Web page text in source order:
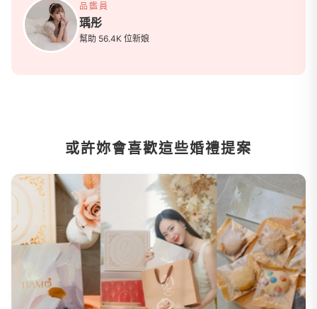
品鑑員
瑀彤
幫助 56.4K 位新娘
或許妳會喜歡這些婚禮提案